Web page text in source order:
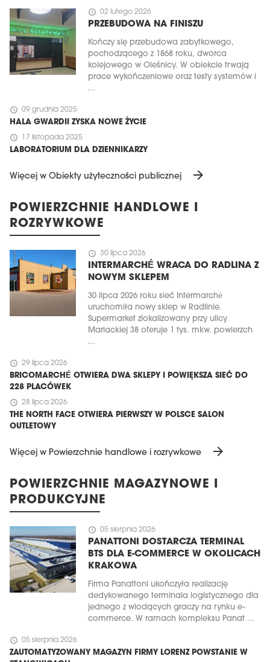
schedule 02 lutego 2026
PRZEBUDOWA NA FINISZU
Kończy się przebudowa zabytkowego,
pochodzącego z 1868 roku, dworca
kolejowego w Oleśnicy. W obiekcie trwają
prace wykończeniowe oraz testy systemów i
...
schedule 09 grudnia 2025
HALA GWARDII ZYSKA NOWE ŻYCIE
schedule 17 listopada 2025
LABORATORIUM DLA DZIENNIKARZY
Więcej w Obiekty użyteczności publicznej arrow_forward
POWIERZCHNIE HANDLOWE I
ROZRYWKOWE
schedule 30 lipca 2026
INTERMARCHÉ WRACA DO RADLINA Z
NOWYM SKLEPEM
30 lipca 2026 roku sieć Intermarché
uruchomiła nowy sklep w Radlinie.
Supermarket zlokalizowany przy ulicy
Mariackiej 38 oferuje 1 tys. mkw. powierzch
...
schedule 29 lipca 2026
BRICOMARCHÉ OTWIERA DWA SKLEPY I POWIĘKSZA SIEĆ DO
228 PLACÓWEK
schedule 28 lipca 2026
THE NORTH FACE OTWIERA PIERWSZY W POLSCE SALON
OUTLETOWY
Więcej w Powierzchnie handlowe i rozrywkowe arrow_forward
POWIERZCHNIE MAGAZYNOWE I
PRODUKCYJNE
schedule 05 sierpnia 2026
PANATTONI DOSTARCZA TERMINAL
BTS DLA E-COMMERCE W OKOLICACH
KRAKOWA
Firma Panattoni ukończyła realizację
dedykowanego terminala logistycznego dla
jednego z wiodących graczy na rynku e-
commerce. W ramach kompleksu Panat ...
schedule 05 sierpnia 2026
ZAUTOMATYZOWANY MAGAZYN FIRMY LORENZ POWSTANIE W